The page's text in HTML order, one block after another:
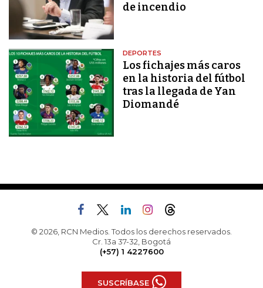
de incendio
DEPORTES
Los fichajes más caros
en la historia del fútbol
tras la llegada de Yan
Diomandé
© 2026, RCN Medios. Todos los derechos reservados.
Cr. 13a 37-32, Bogotá
(+57) 1 4227600
SUSCRÍBASE